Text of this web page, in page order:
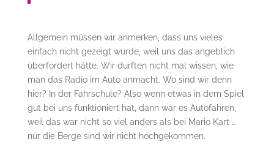
Allgemein müssen wir anmerken, dass uns vieles
einfach nicht gezeigt wurde, weil uns das angeblich
überfordert hätte. Wir durften nicht mal wissen, wie
man das Radio im Auto anmacht. Wo sind wir denn
hier? In der Fahrschule? Also wenn etwas in dem Spiel
gut bei uns funktioniert hat, dann war es Autofahren,
weil das war nicht so viel anders als bei Mario Kart …
nur die Berge sind wir nicht hochgekommen.